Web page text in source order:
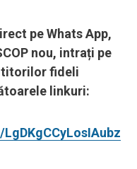
pe Whats App,
nou, intrați pe
fideli
linkuri: